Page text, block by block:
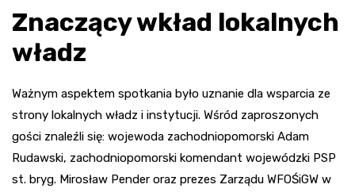
Znaczący wkład lokalnych
władz
Ważnym aspektem spotkania było uznanie dla wsparcia ze
strony lokalnych władz i instytucji. Wśród zaproszonych
gości znaleźli się: wojewoda zachodniopomorski Adam
Rudawski, zachodniopomorski komendant wojewódzki PSP
st. bryg. Mirosław Pender oraz prezes Zarządu WFOŚiGW w